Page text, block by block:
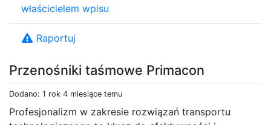
Przenośniki taśmowe Primacon
Dodano: 1 rok 4 miesiące temu
Profesjonalizm w zakresie rozwiązań transportu
właścicielem wpisu
Raportuj